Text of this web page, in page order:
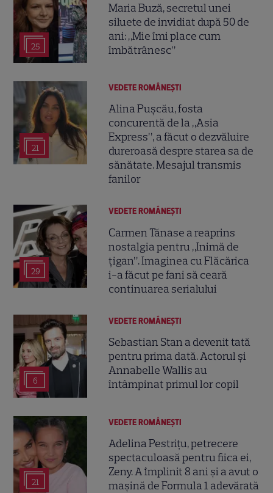
25
Maria Buză, secretul unei
siluete de invidiat după 50 de
ani: „Mie îmi place cum
îmbătrânesc”
21
VEDETE ROMÂNEŞTI
Alina Pușcău, fosta
concurentă de la „Asia
Express”, a făcut o dezvăluire
dureroasă despre starea sa de
sănătate. Mesajul transmis
fanilor
29
VEDETE ROMÂNEŞTI
Carmen Tănase a reaprins
nostalgia pentru „Inimă de
țigan”. Imaginea cu Flăcărica
i-a făcut pe fani să ceară
continuarea serialului
6
VEDETE ROMÂNEŞTI
Sebastian Stan a devenit tată
pentru prima dată. Actorul și
Annabelle Wallis au
întâmpinat primul lor copil
21
VEDETE ROMÂNEŞTI
Adelina Pestrițu, petrecere
spectaculoasă pentru fiica ei,
Zeny. A împlinit 8 ani și a avut o
mașină de Formula 1 adevărată